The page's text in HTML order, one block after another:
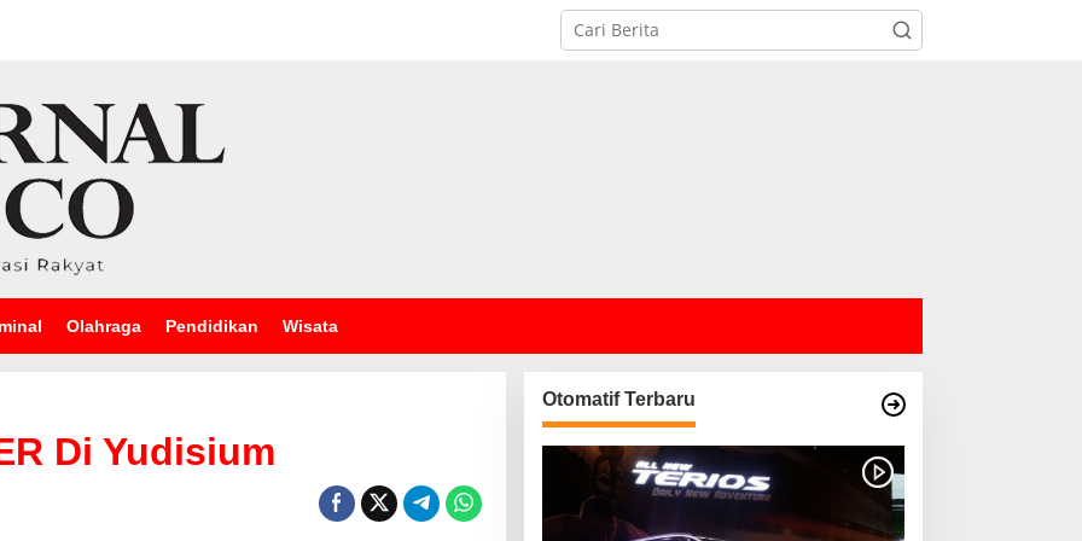
Olahraga Pendidikan Wisata
Di Yudisium
Otomatif Terbaru